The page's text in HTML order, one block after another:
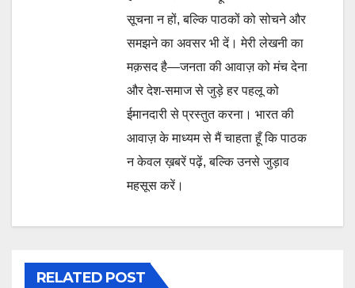
सूचना न हों, बल्कि पाठकों को सोचने और
समझने का अवसर भी दें। मेरी लेखनी का
मक़सद है—जनता की आवाज़ को मंच देना
और देश-समाज से जुड़े हर पहलू को
ईमानदारी से प्रस्तुत करना। भारत की
आवाज़ के माध्यम से मैं चाहता हूँ कि पाठक
न केवल ख़बरें पढ़ें, बल्कि उनसे जुड़ाव
महसूस करें।
RELATED POST